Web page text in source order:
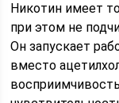
Никотин имеет
при этом не
Он запускает
вместо